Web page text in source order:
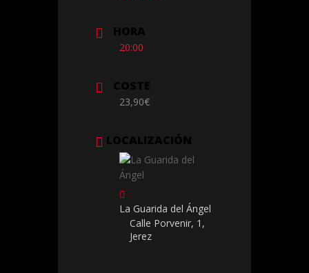
HORA
20:00
COSTE
23,90€
LOCALIZACIÓN
La Guarida del Ángel
Calle Porvenir, 1,
Jerez